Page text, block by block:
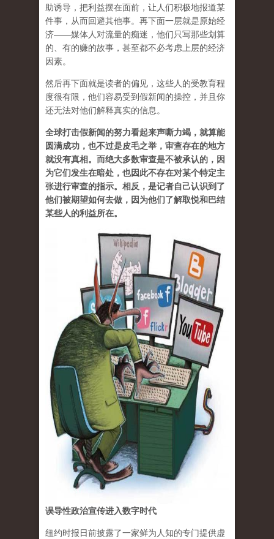
助诱导，把利益摆在面前，让人们积极地报道某
件事，从而回避其他事。再下面一层就是原始经
济——媒体人对流量的痴迷，他们只写那些划算
的、有的赚的故事，甚至都不必考虑上层的经济
因素。
然后再下面就是读者的偏见，这些人的受教育程
度很有限，他们容易受到假新闻的操控，并且你
还无法对他们解释真实的信息。
全球打击假新闻的努力看起来声嘶力竭，就算能
圆满成功，也不过是皮毛之举，审查存在的地方
就没有真相。而绝大多数审查是不被承认的，因
为它们发生在暗处，也因此不存在对某个特定主
张进行审查的指示。相反，是记者自己认识到了
他们被期望如何去做，因为他们了解取悦和巴结
某些人的利益所在。
误导性政治宣传进入数字时代
纽约时报日前披露了一家鲜为人知的专门提供虚